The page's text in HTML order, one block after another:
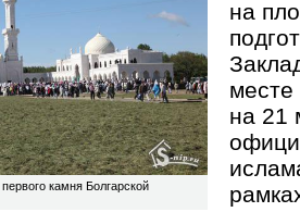
камня Болгарской
на
месте
на 21